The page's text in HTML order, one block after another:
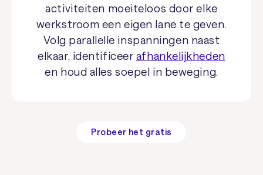
activiteiten moeiteloos door elke
werkstroom een eigen lane te geven.
Volg parallelle inspanningen naast
elkaar, identificeer afhankelijkheden
en houd alles soepel in beweging.
Probeer het gratis